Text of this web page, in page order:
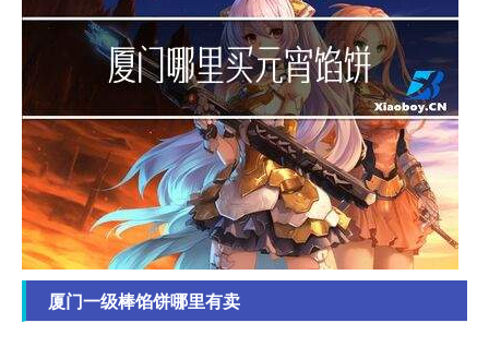
厦门一级棒馅饼哪里有卖